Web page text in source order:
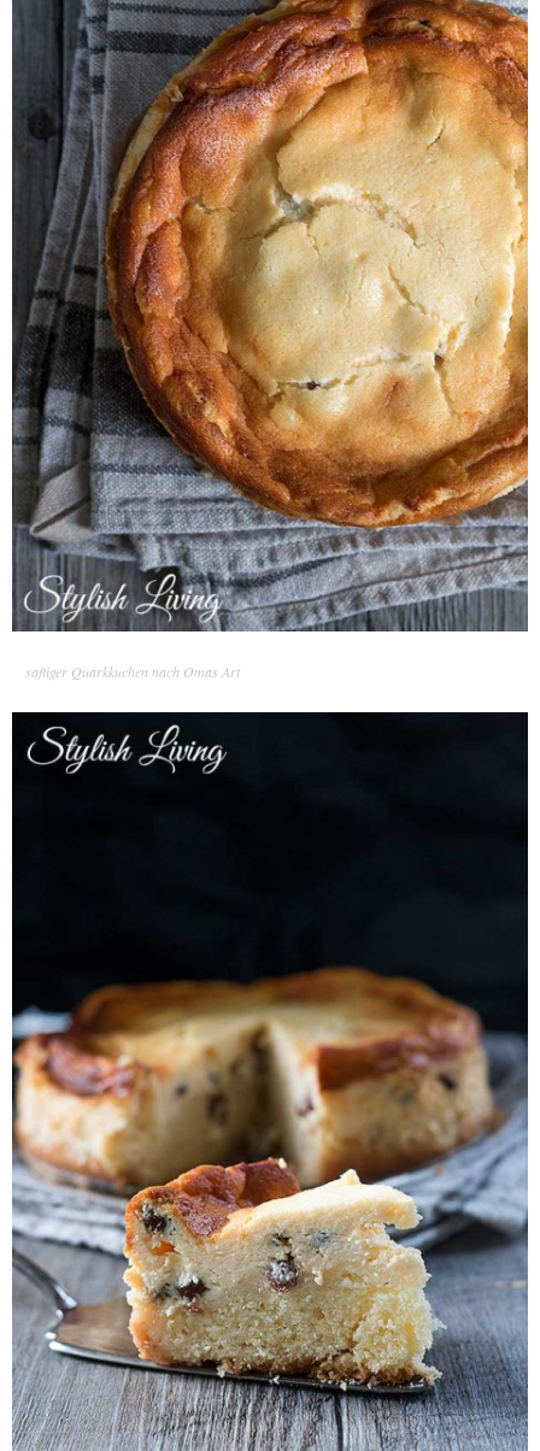
saftiger Quarkkuchen nach Omas Art